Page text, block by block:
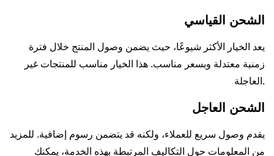
الشحن القياسي
يعد الخيار الأكثر شيوعًا، حيث يضمن وصول المنتج خلال فترة
زمنية معتدلة وبسعر مناسب. هذا الخيار مناسب للمنتجات غير
العاجلة.
الشحن العاجل
يقدم وصول سريع للعملاء، ولكنه قد يتضمن رسوم إضافية. للمزيد
من المعلومات حول التكاليف المرتبطة بهذه الخدمة، يمكنك